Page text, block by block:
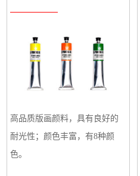
高品质版画颜料，具有良好的
耐光性；颜色丰富，有8种颜
色。